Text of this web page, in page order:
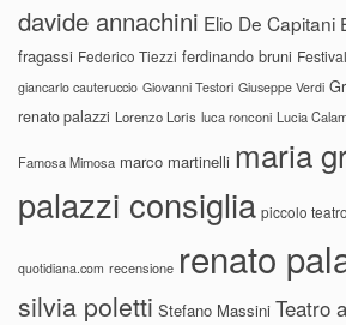
davide annachini Elio De Capitani
fragassi Federico Tiezzi ferdinando bruni
giancarlo cauteruccio Giovanni Testori Giuseppe Verdi
renato palazzi Lorenzo Loris luca ronconi Lucia
Famosa Mimosa marco martinelli maria
palazzi consiglia piccolo teatro
quotidiana.com recensione renato
silvia poletti Stefano Massini Teatro